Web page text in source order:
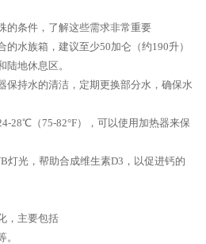
的条件，了解这些需求非常重要
水族箱，建议至少50加仑（约190升）
陆地休息区。
保持水的清洁，定期更换部分水，确保水
28℃（75-82°F），可以使用加热器来保
灯光，帮助合成维生素D3，以促进钙的
，主要包括